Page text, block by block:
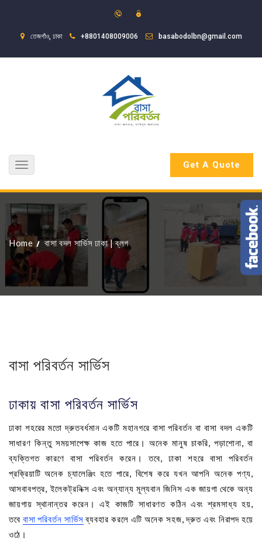
তেজগাঁও, ঢাকা +8801408009006 basabodolbn@gmail.com
Toggle
navigation
Get A Quote
Home বাসা বদল সার্ভিস ঢাকা|ব্লগ
বাসা পরিবর্তন সার্ভিস
ঢাকায় বাসা পরিবর্তন সার্ভিস
ঢাকা শহরের মতো দ্রুতবর্ধমান একটি মহানগরে বাসা পরিবর্তন বা বাসা বদল একটি
সাধারণ কিন্তু সময়সাপেক্ষ কাজ হতে পারে। অনেক মানুষ চাকরি, পড়াশোনা, বা
ব্যক্তিগত কারণে বাসা পরিবর্তন করেন। তবে, ঢাকা শহরে বাসা পরিবর্তন
প্রক্রিয়াটি অনেক চ্যালেঞ্জিং হতে পারে, বিশেষ করে যখন আপনি অনেক পণ্য,
আসবাবপত্র, ইলেকট্রনিক্স এবং অন্যান্য মূল্যবান জিনিস এক জায়গা থেকে অন্য
জায়গায় স্থানান্তর করেন। এই কাজটি সাধারণত কঠিন এবং শ্রমসাধ্য হয়,
তবে বাসা পরিবর্তন সার্ভিসব্যবহার করলে এটি অনেক সহজ, দ্রুত এবং নিরাপদ হয়ে
ওঠে।